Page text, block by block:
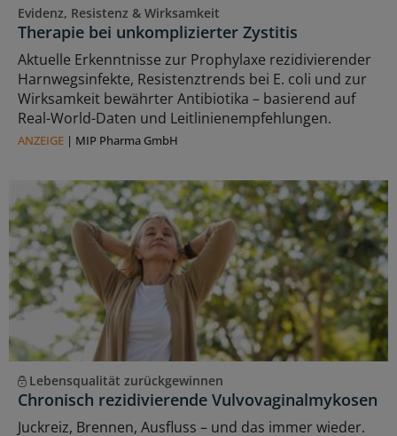
Evidenz, Resistenz & Wirksamkeit
Therapie bei unkomplizierter Zystitis
Aktuelle Erkenntnisse zur Prophylaxe rezidivierender
Harnwegsinfekte, Resistenztrends bei E. coli und zur
Wirksamkeit bewährter Antibiotika – basierend auf
Real-World-Daten und Leitlinienempfehlungen.
ANZEIGE | MIP Pharma GmbH
Lebensqualität zurückgewinnen
Chronisch rezidivierende Vulvovaginalmykosen
Juckreiz, Brennen, Ausfluss – und das immer wieder.